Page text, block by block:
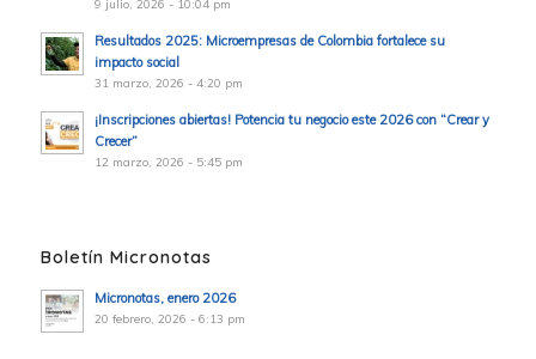
9 julio, 2026 - 10:04 pm
Resultados 2025: Microempresas de Colombia fortalece su
impacto social
31 marzo, 2026 - 4:20 pm
¡Inscripciones abiertas! Potencia tu negocio este 2026 con “Crear y
Crecer”
12 marzo, 2026 - 5:45 pm
Boletín Micronotas
Micronotas, enero 2026
20 febrero, 2026 - 6:13 pm